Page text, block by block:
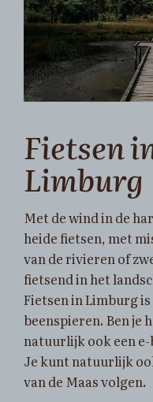
Fietsen
Limburg
Met de wind in de
heide fietsen, met
van de rivieren of
fietsend in het
Fietsen in Limburg
beenspieren. Ben je
natuurlijk ook een
Je kunt natuurlijk
van de Maas volgen.